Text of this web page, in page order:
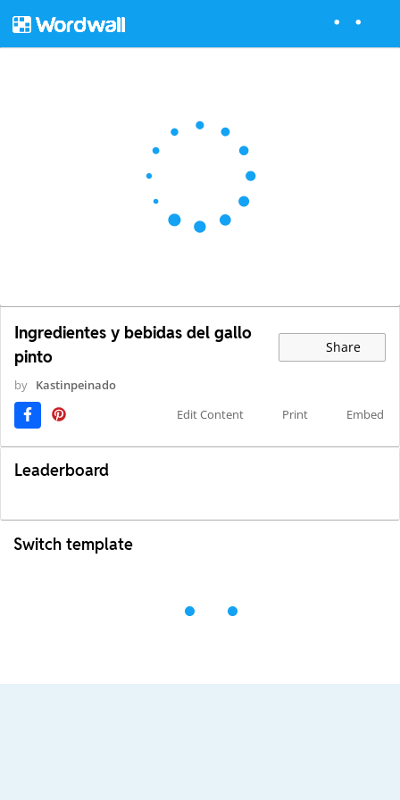
Ingredientes y bebidas del gallo
pinto
Share
by Kastinpeinado
Edit Content
Print Embed
Leaderboard
Switch template